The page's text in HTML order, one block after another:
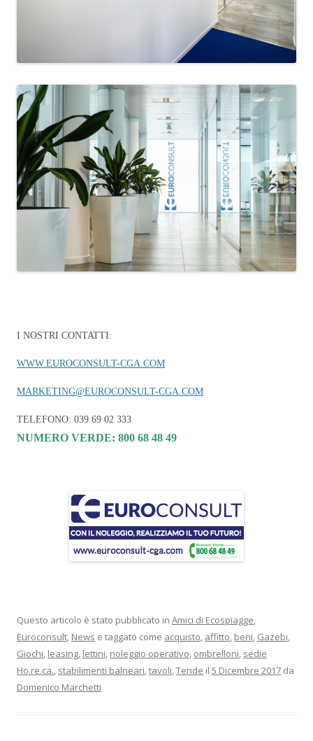
I NOSTRI CONTATTI:
WWW.EUROCONSULT-CGA.COM
MARKETING@EUROCONSULT-CGA.COM
TELEFONO: 039 69 02 333
NUMERO VERDE: 800 68 48 49
Questo articolo è stato pubblicato in Amici di Ecospiagge,
Euroconsult, News e taggato come acquisto, affitto, beni, Gazebi,
Giochi, leasing, lettini, noleggio operativo, ombrelloni, sedie
Ho.re.ca., stabilimenti balneari,tavoli,Tende il 5 Dicembre 2017 da
Domenico Marchetti